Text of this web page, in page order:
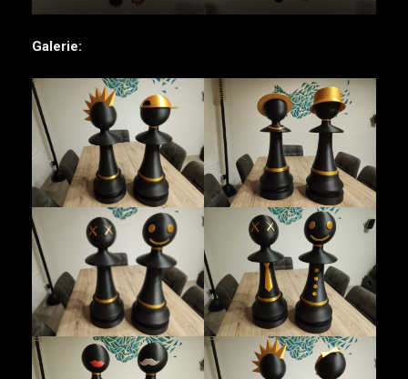
Galerie: